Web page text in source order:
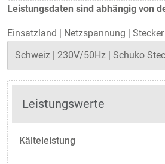
Leistungsdaten sind abhängig von
Einsatzland Netzspannung Stecker|
Leistungswerte
Kälteleistung